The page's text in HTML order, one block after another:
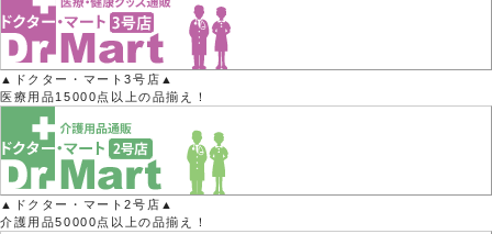
▲ドクター・マート3号店▲
医療用品15000点以上の品揃え！
▲ドクター・マート2号店▲
介護用品50000点以上の品揃え！